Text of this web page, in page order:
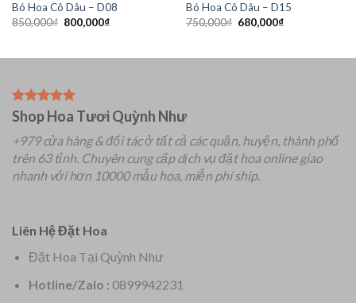
Bó Hoa Cô Dâu – D08
850,000₫ Giá
800,000₫Giá
Bó Hoa Cô Dâu – D15
750,000₫ Giá
680,000₫Giá
Shop Hoa Tươi Quỳnh Như
+979 cửa hàng & đối tác ở tất cả các quận, huyện, thành phố
trên 63 tỉnh. Chuyên cung cấp dịch vụ đặt hoa online giao
nhanh với hơn 10000 mẫu hoa, miễn phí ship.
Liên Hệ Đặt Hoa
Đặt Hoa Tại Quỳnh Như
Hotline/Zalo : 0899942231